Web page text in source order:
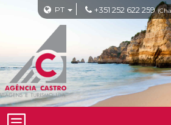
PT +351 252 622 259